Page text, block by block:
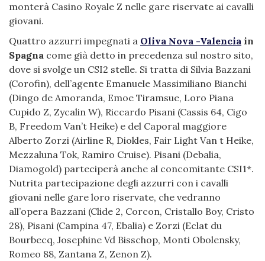
monterà Casino Royale Z nelle gare riservate ai cavalli
giovani.
Quattro azzurri impegnati a Oliva Nova -Valencia in
Spagna come già detto in precedenza sul nostro sito,
dove si svolge un CSI2 stelle. Si tratta di Silvia Bazzani
(Corofin), dell’agente Emanuele Massimiliano Bianchi
(Dingo de Amoranda, Emoe Tiramsue, Loro Piana
Cupido Z, Zycalin W), Riccardo Pisani (Cassis 64, Cigo
B, Freedom Van’t Heike) e del Caporal maggiore
Alberto Zorzi (Airline R, Diokles, Fair Light Van t Heike,
Mezzaluna Tok, Ramiro Cruise). Pisani (Debalia,
Diamogold) parteciperà anche al concomitante CSI1*.
Nutrita partecipazione degli azzurri con i cavalli
giovani nelle gare loro riservate, che vedranno
all’opera Bazzani (Clide 2, Corcon, Cristallo Boy, Cristo
28), Pisani (Campina 47, Ebalia) e Zorzi (Eclat du
Bourbecq, Josephine Vd Bisschop, Monti Obolensky,
Romeo 88, Zantana Z, Zenon Z).